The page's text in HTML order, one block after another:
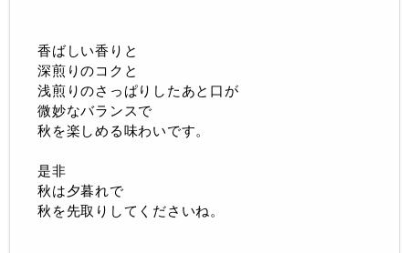
香ばしい香りと
深煎りのコクと
浅煎りのさっぱりしたあと口が
微妙なバランスで
秋を楽しめる味わいです。
是非
秋は夕暮れで
秋を先取りしてくださいね。